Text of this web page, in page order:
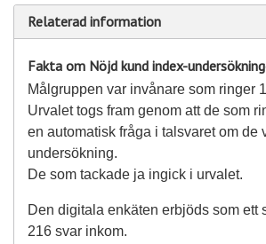
Relaterad information
Fakta om Nöjd kund index-
Målgruppen var invånare som ringer
Urvalet togs fram genom att de som
en automatisk fråga i talsvaret om de
undersökning.
De som tackade ja ingick i urvalet.
Den digitala enkäten erbjöds som ett
216 svar inkom.